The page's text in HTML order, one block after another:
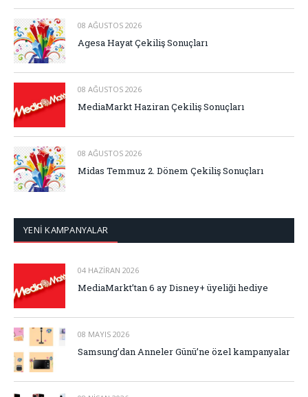
08 AĞUSTOS 2026
Agesa Hayat Çekiliş Sonuçları
08 AĞUSTOS 2026
MediaMarkt Haziran Çekiliş Sonuçları
08 AĞUSTOS 2026
Midas Temmuz 2. Dönem Çekiliş Sonuçları
YENİ KAMPANYALAR
04 HAZIRAN 2026
MediaMarkt’tan 6 ay Disney+ üyeliği hediye
08 MAYIS 2026
Samsung’dan Anneler Günü’ne özel kampanyalar